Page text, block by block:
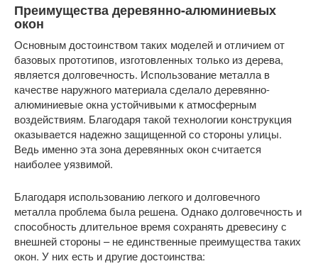
Преимущества деревянно-алюминиевых
окон
Основным достоинством таких моделей и отличием от
базовых прототипов, изготовленных только из дерева,
является долговечность. Использование металла в
качестве наружного материала сделало деревянно-
алюминиевые окна устойчивыми к атмосферным
воздействиям. Благодаря такой технологии конструкция
оказывается надежно защищенной со стороны улицы.
Ведь именно эта зона деревянных окон считается
наиболее уязвимой.
Благодаря использованию легкого и долговечного
металла проблема была решена. Однако долговечность и
способность длительное время сохранять древесину с
внешней стороны – не единственные преимущества таких
окон. У них есть и другие достоинства: